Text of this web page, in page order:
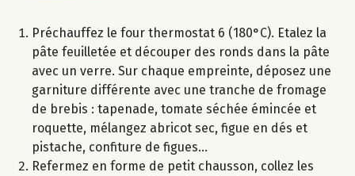
Préchauffez le four thermostat 6 (180°C). Etalez la
pâte feuilletée et découper des ronds dans la pâte
avec un verre. Sur chaque empreinte, déposez une
garniture différente avec une tranche de fromage
de brebis : tapenade, tomate séchée émincée et
roquette, mélangez abricot sec, figue en dés et
pistache, confiture de figues…
Refermez en forme de petit chausson, collez les